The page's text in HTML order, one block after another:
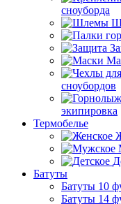
сноуборда
сноубордов
экипировка
Термобелье
Батуты
Батуты 10
Батуты 14